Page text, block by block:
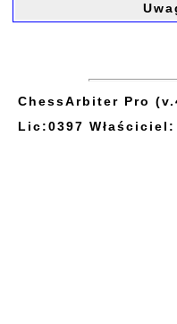
ChessArbiter Pro
Lic:0397